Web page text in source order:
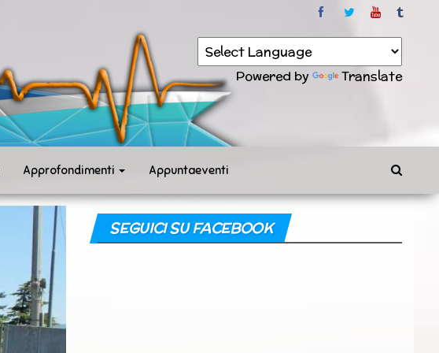
Powered by Translate
Approfondimenti Appuntaeventi
SEGUICI SU FACEBOOK